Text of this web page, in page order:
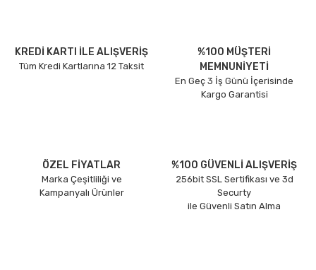
KREDİ KARTI İLE ALIŞVERİŞ
Tüm Kredi Kartlarına 12 Taksit
%100 MÜŞTERİ
MEMNUNİYETİ
En Geç 3 İş Günü İçerisinde
Kargo Garantisi
ÖZEL FİYATLAR
Marka Çeşitliliği ve
Kampanyalı Ürünler
%100 GÜVENLİ ALIŞVERİŞ
256bit SSL Sertifikası ve 3d
Securty
ile Güvenli Satın Alma